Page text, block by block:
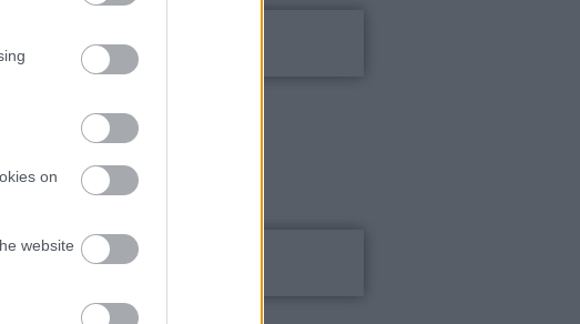
on
website
Lakáshitel kalkulátor
Befektetési alapok
Vállalati bankszámla
Blogajánló